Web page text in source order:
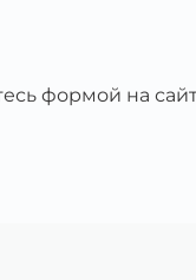
формой на